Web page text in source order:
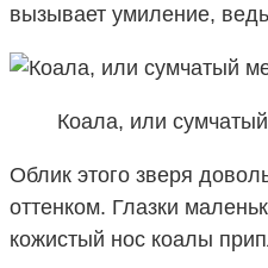
вызывает умиление,
Коала, или
Облик этого зверя
оттенком. Глазки
кожистый нос коалы